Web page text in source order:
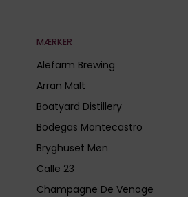
MÆRKER
Alefarm Brewing
Arran Malt
Boatyard Distillery
Bodegas Montecastro
Bryghuset Møn
Calle 23
Champagne De Venoge